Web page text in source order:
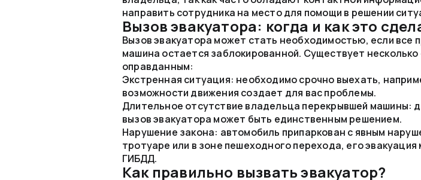
направить сотрудника на место для помощи в решении
Вызов эвакуатора: когда и как это
Вызов эвакуатора может стать необходимостью, если
машина остается заблокированной. Существует
оправданным:
Экстренная ситуация: необходимо срочно выехать,
возможности движения создает для вас проблемы.
Длительное отсутствие владельца перекрывшей машины:
вызов эвакуатора может быть единственным решением.
Нарушение закона: автомобиль припаркован с явным
тротуаре или в зоне пешеходного перехода, его
ГИБДД.
Как правильно вызвать эвакуатор?